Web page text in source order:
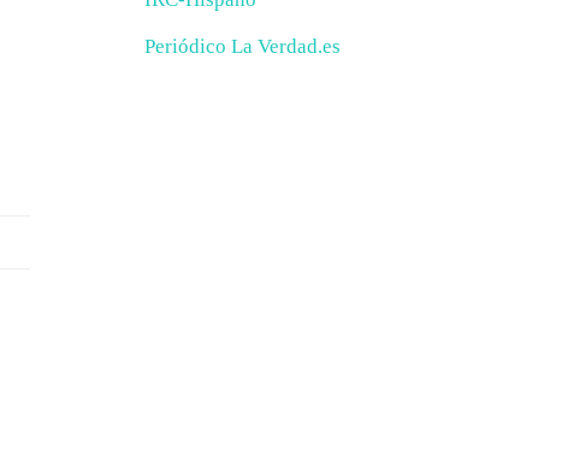
Periódico La Verdad.es